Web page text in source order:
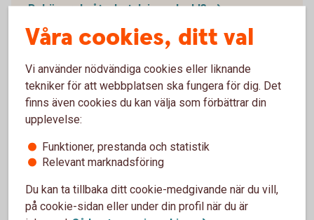
Behöver duåterbetalningsskydd?
Blankett återbetalningsskydd (pdf)
Ansök
Blankett för utbetalning (pdf)
Våra cookies, ditt val
Vi använder nödvändiga cookies eller liknande
tekniker för att webbplatsen ska fungera för dig. Det
finns även cookies du kan välja som förbättrar din
upplevelse:
Funktioner, prestanda och statistik
Relevant marknadsföring
Du kan ta tillbaka ditt cookie-medgivande när du vill,
på cookie-sidan eller under din profil när du är